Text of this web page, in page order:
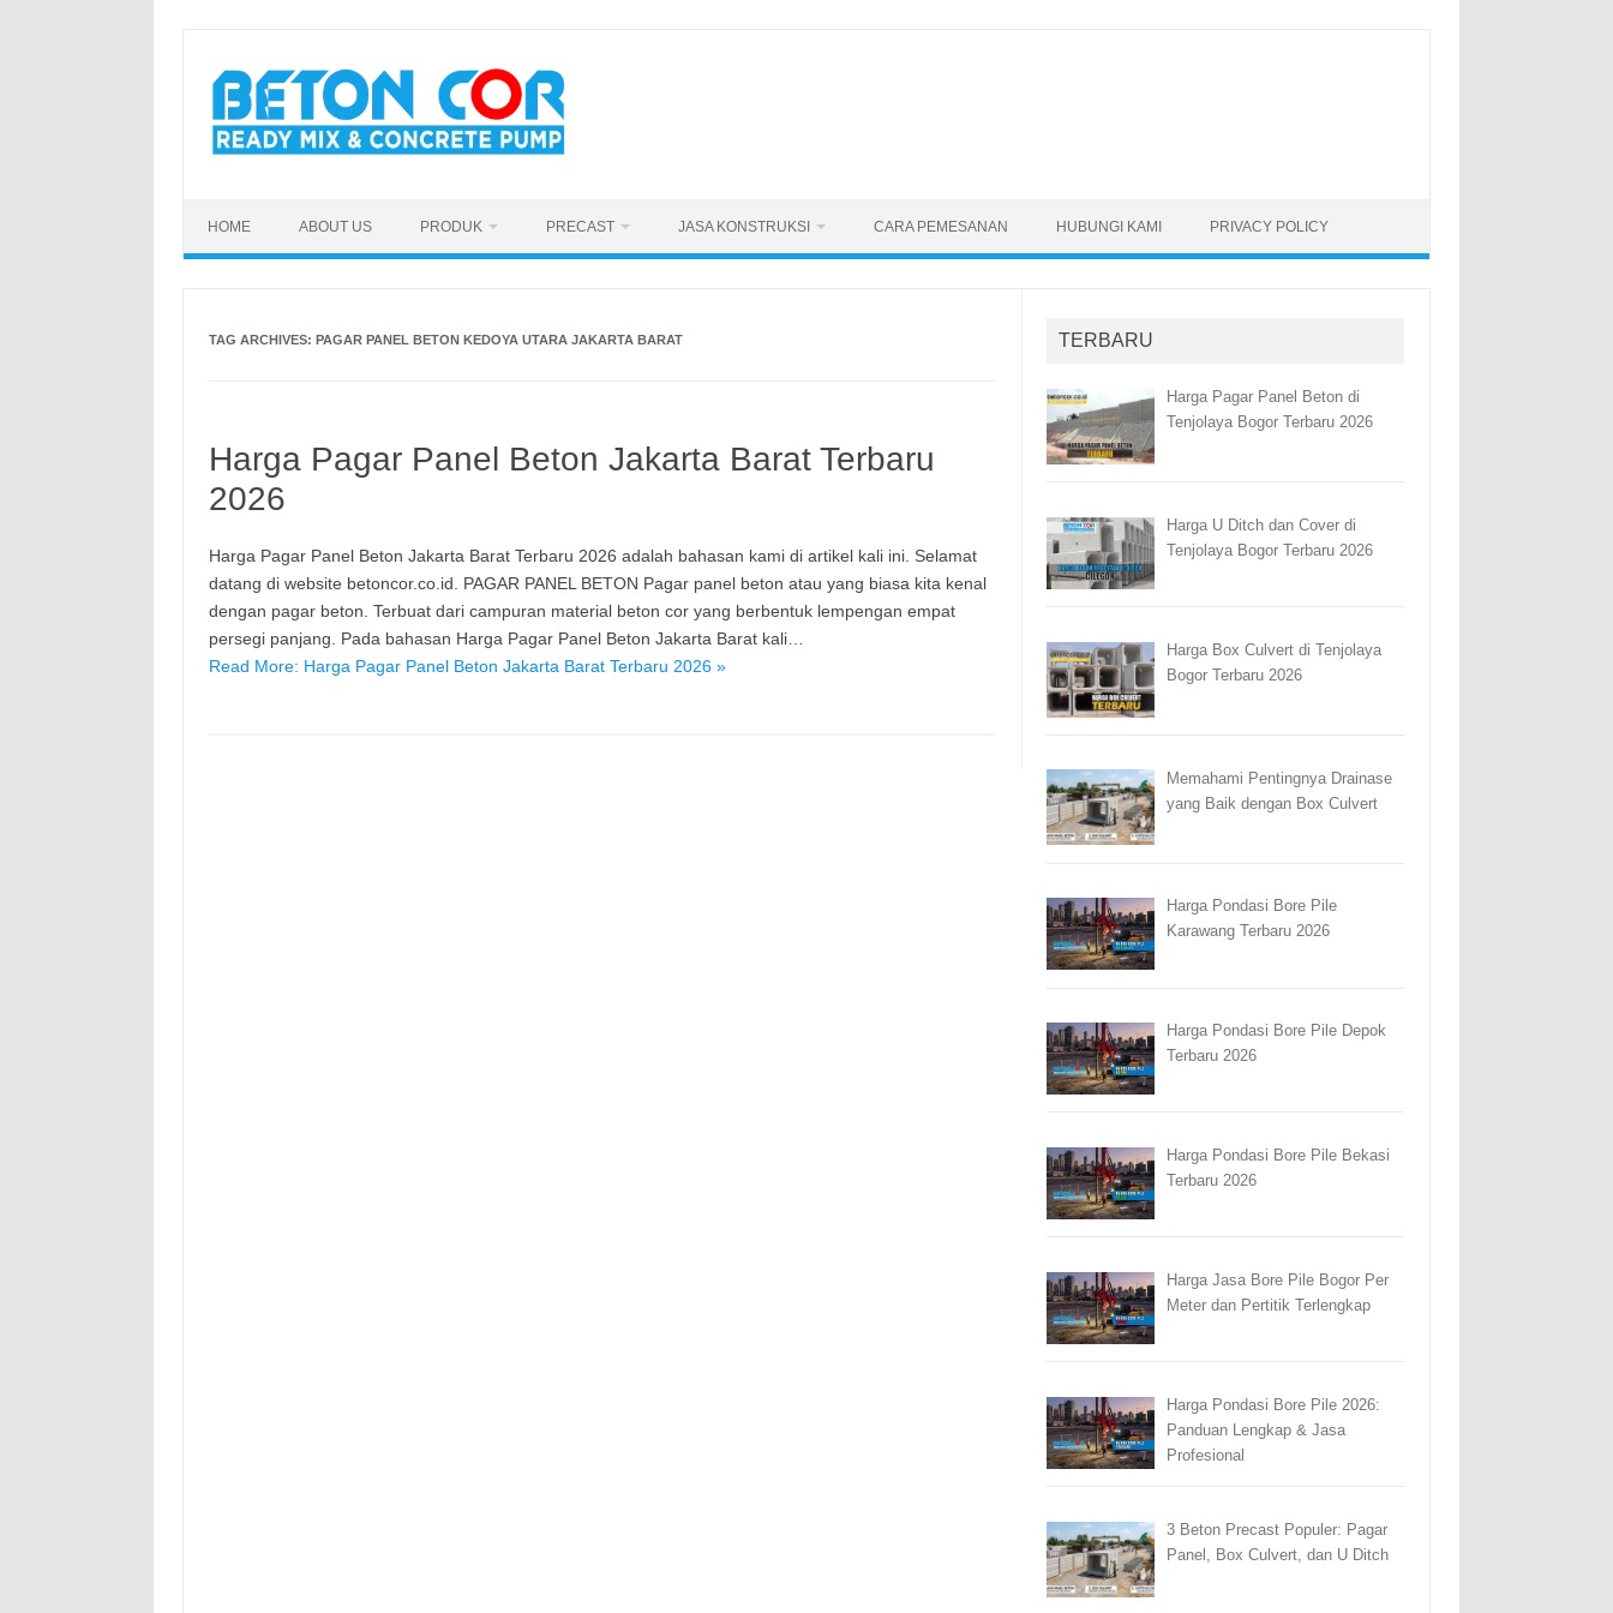
content
HOME ABOUT US PRODUK PRECAST JASA KONSTRUKSI CARA PEMESANAN HUBUNGI KAMI PRIVACY POLICY
TAG ARCHIVES: PAGAR PANEL BETON KEDOYA UTARA JAKARTA BARAT
Harga Pagar Panel Beton Jakarta Barat Terbaru
2026
Harga Pagar Panel Beton Jakarta Barat Terbaru 2026 adalah bahasan kami di artikel kali ini. Selamat
datang di website betoncor.co.id. PAGAR PANEL BETON Pagar panel beton atau yang biasa kita kenal
dengan pagar beton. Terbuat dari campuran material beton cor yang berbentuk lempengan empat
persegi panjang. Pada bahasan Harga Pagar Panel Beton Jakarta Barat kali…
Read More: Harga Pagar Panel Beton Jakarta Barat Terbaru 2026 »
TERBARU
Harga Pagar Panel Beton di
Tenjolaya Bogor Terbaru 2026
Harga U Ditch dan Cover di
Tenjolaya Bogor Terbaru 2026
Harga Box Culvert di Tenjolaya
Bogor Terbaru 2026
Memahami Pentingnya Drainase
yang Baik dengan Box Culvert
Harga Pondasi Bore Pile
Karawang Terbaru 2026
Harga Pondasi Bore Pile Depok
Terbaru 2026
Harga Pondasi Bore Pile Bekasi
Terbaru 2026
Harga Jasa Bore Pile Bogor Per
Meter dan Pertitik Terlengkap
Harga Pondasi Bore Pile 2026:
Panduan Lengkap & Jasa
Profesional
3 Beton Precast Populer: Pagar
Panel, Box Culvert, dan U Ditch